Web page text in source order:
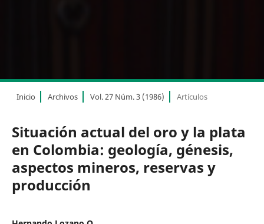
Inicio Archivos Vol. 27 Núm. 3 (1986) Artículos
Situación actual del oro y la plata
en Colombia: geología, génesis,
aspectos mineros, reservas y
producción